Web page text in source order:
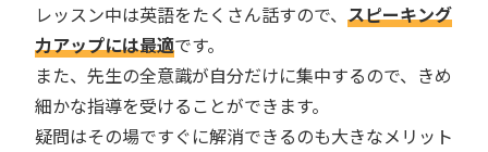
レッスン中は英語をたくさん話すので、 スピーキング
力アップには最適です。
また、先生の全意識が自分だけに集中するので、きめ
細かな指導を受けることができます。
疑問はその場ですぐに解消できるのも大きなメリット